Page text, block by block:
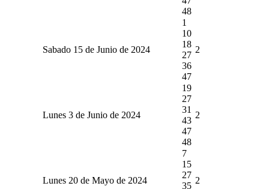
48
Sabado 15 de Junio de 2024
1
10
18
27
36
47
2
Lunes 3 de Junio de 2024
19
27
31
43
47
48
2
Lunes 20 de Mayo de 2024
7
15
27
35
2